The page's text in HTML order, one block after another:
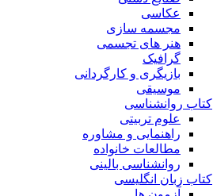
عکاسی
مجسمه سازی
هنر های تجسمی
گرافیک
بازیگری و کارگردانی
موسیقی
کتاب روانشناسی
علوم تربیتی
راهنمایی و مشاوره
مطالعات خانواده
روانشناسی بالینی
کتاب زبان انگلیسی